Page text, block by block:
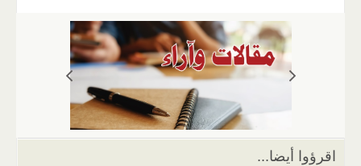
k
er
e
dI
g
er
gr
a
m
s
A
p
p
اقرؤوا أيضا...